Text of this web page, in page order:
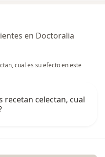
en Doctoralia
cual es su efecto en este
recetan celectan, cual